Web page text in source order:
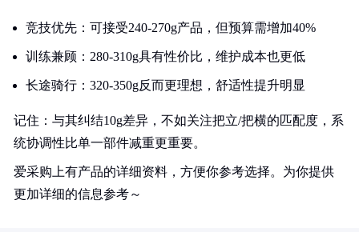
竞技优先：可接受240-270g产品，但预算需增加40%
训练兼顾：280-310g具有性价比，维护成本也更低
长途骑行：320-350g反而更理想，舒适性提升明显
记住：与其纠结10g差异，不如关注把立/把横的匹配度，系
统协调性比单一部件减重更重要。
爱采购上有产品的详细资料，方便你参考选择。为你提供
更加详细的信息参考～